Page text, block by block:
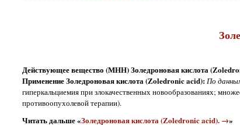
Действующее вещество (МНН) Золедроновая кислота
Применение Золедроновая кислота (Zoledronic acid):По
гиперкальциемия при злокачественных новообразованиях;
противоопухолевой терапии).
Читать дальше «Золедроновая кислота (Zoledronic acid). →»